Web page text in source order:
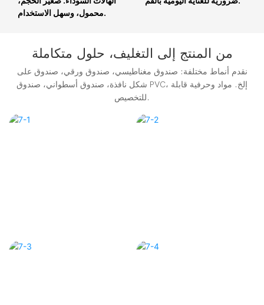
محمول، وسهل الاستخدام.
من المنتج إلى التغليف، حلول متكاملة
نقدم أنماط مختلفة: صندوق مغناطيسي، صندوق ورقي، صندوق على
شكل نافذة، صندوق أسطواني، صندوق PVC، إلخ. مواد وحرفية قابلة
للتخصيص.